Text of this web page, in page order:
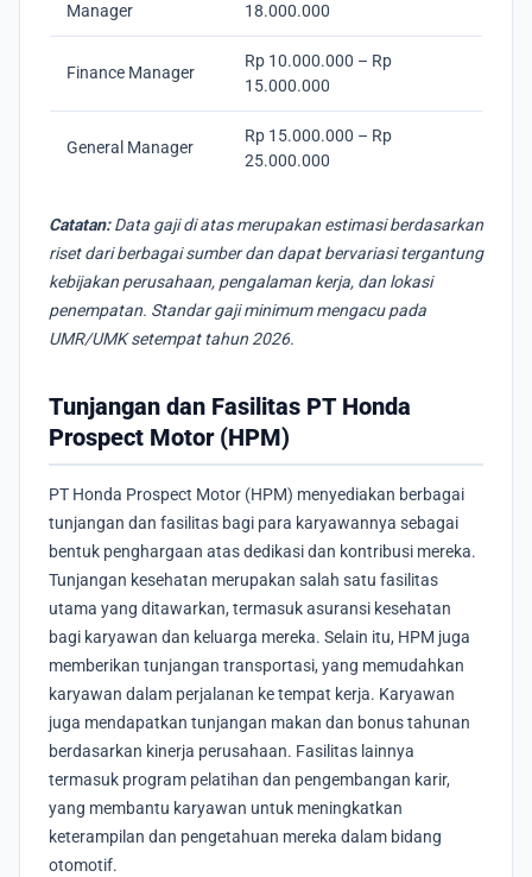
Manager 18.000.000
Finance Manager
Rp 10.000.000 – Rp
15.000.000
General Manager
Rp 15.000.000 – Rp
25.000.000
Catatan:Data gaji di atas merupakan estimasi berdasarkan
riset dari berbagai sumber dan dapat bervariasi tergantung
kebijakan perusahaan, pengalaman kerja, dan lokasi
penempatan. Standar gaji minimum mengacu pada
UMR/UMK setempat tahun 2026.
Tunjangan dan Fasilitas PT Honda
Prospect Motor (HPM)
PT Honda Prospect Motor (HPM) menyediakan berbagai
tunjangan dan fasilitas bagi para karyawannya sebagai
bentuk penghargaan atas dedikasi dan kontribusi mereka.
Tunjangan kesehatan merupakan salah satu fasilitas
utama yang ditawarkan, termasuk asuransi kesehatan
bagi karyawan dan keluarga mereka. Selain itu, HPM juga
memberikan tunjangan transportasi, yang memudahkan
karyawan dalam perjalanan ke tempat kerja. Karyawan
juga mendapatkan tunjangan makan dan bonus tahunan
berdasarkan kinerja perusahaan. Fasilitas lainnya
termasuk program pelatihan dan pengembangan karir,
yang membantu karyawan untuk meningkatkan
keterampilan dan pengetahuan mereka dalam bidang
otomotif.